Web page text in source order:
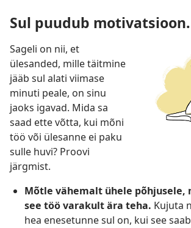
Sul puudub motivatsioon.
Sageli on nii, et
ülesanded, mille täitmine
jääb sul alati viimase
minuti peale, on sinu
jaoks igavad. Mida sa
saad ette võtta, kui mõni
töö või ülesanne ei paku
sulle huvi? Proovi
järgmist.
Mõtle vähemalt ühele põhjusele,
see töö varakult ära teha. Kujuta
hea enesetunne sul on, kui see